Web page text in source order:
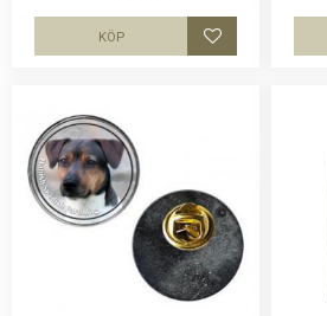
Lägg till i
KÖP